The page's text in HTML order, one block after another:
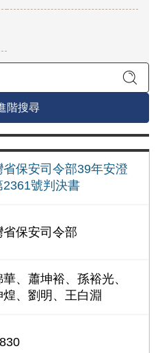
階搜尋
省保安司令部39年安澄
2361號判決書
省保安司令部
華、蕭坤裕、孫裕光、
煌、劉明、王白淵